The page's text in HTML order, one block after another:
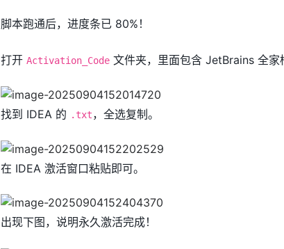
脚本跑通后，进度条已 80%！
打开 Activation_Code 文件夹，里面包含 JetBrains 全家
找到 IDEA 的 .txt，全选复制。
在 IDEA 激活窗口粘贴即可。
出现下图，说明永久激活完成！